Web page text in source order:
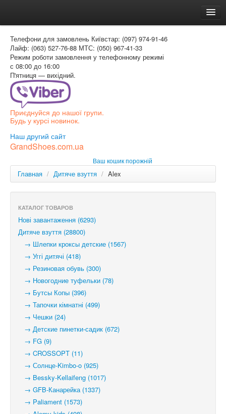
Доставка и оплата
Как заказать
Контакти
Таблиця розмірів
Вхід для покупця
РОС
Телефони для замовлень Київстар: (097) 974-91-46
Лайф: (063) 527-76-88 МТС: (050) 967-41-33
Режим роботи замовлення у телефонному режимі
с 08:00 до 16:00
П'ятниця — вихідний.
Приєднуйся до нашої групи.
Будь у курсі новинок.
Наш другий сайт
GrandShoes.com.ua
Ваш кошик порожній
Главная / Дитяче взуття / Alex
КАТАЛОГ ТОВАРОВ
Нові завантаження (6293)
Дитяче взуття (28800)
→ Шлепки кроксы детские (1567)
→ Уггі дитячі (418)
→ Резиновая обувь (300)
→ Новогодние туфельки (78)
→ Бутсы Копы (396)
→ Тапочки кімнатні (499)
→ Чешки (24)
→ Детские пинетки-садик (672)
→ FG (9)
→ CROSSOPT (11)
→ Солнце-Kimbo-o (925)
→ Bessky-Kellaifeng (1017)
→ GFB-Канарейка (1337)
→ Paliament (1573)